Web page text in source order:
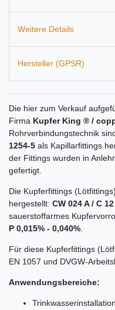
Weitere Details
Hersteller (GPSR)
Die hier zum Verkauf
Firma Kupfer King ® /
Rohrverbindungstechnik
1254-5 als Kapillarfittings
der Fittings wurden in
gefertigt.
Die Kupferfittings
hergestellt: CW 024 A / C
sauerstoffarmes
P 0,015% - 0,040%.
Für diese Kupferfittings
EN 1057 und DVGW-
Anwendungsbereiche: